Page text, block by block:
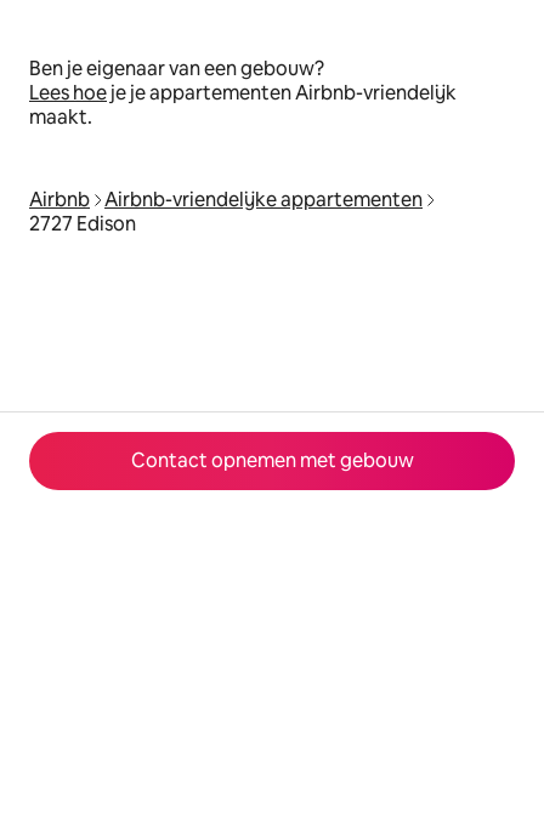
Contact opnemen met gebouw
Ben je eigenaar van een gebouw?
Lees hoeje je appartementen Airbnb-vriendelijk
maakt.
Airbnb Airbnb-vriendelijke appartementen
2727 Edison